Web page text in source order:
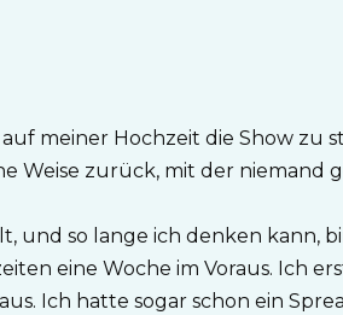
meiner Hochzeit die Show zu
Weise zurück, mit der niemand
und so lange ich denken kann,
eine Woche im Voraus. Ich
Ich hatte sogar schon ein